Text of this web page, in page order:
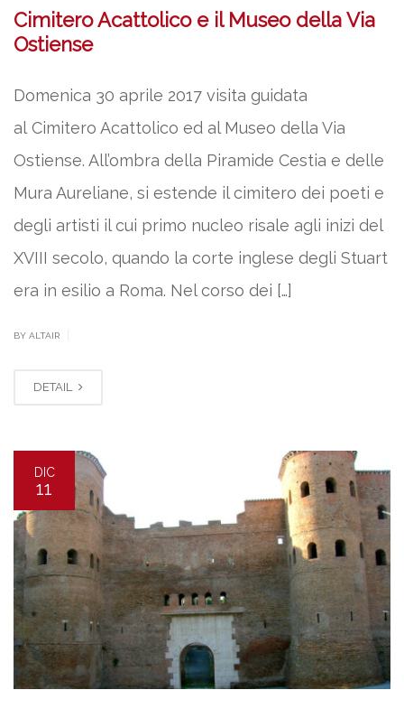
Cimitero Acattolico e il Museo della Via
Ostiense
Domenica 30 aprile 2017 visita guidata
al Cimitero Acattolico ed al Museo della Via
Ostiense. All’ombra della Piramide Cestia e delle
Mura Aureliane, si estende il cimitero dei poeti e
degli artisti il cui primo nucleo risale agli inizi del
XVIII secolo, quando la corte inglese degli Stuart
era in esilio a Roma. Nel corso dei […]
BY ALTAIR
DETAIL
DIC
11